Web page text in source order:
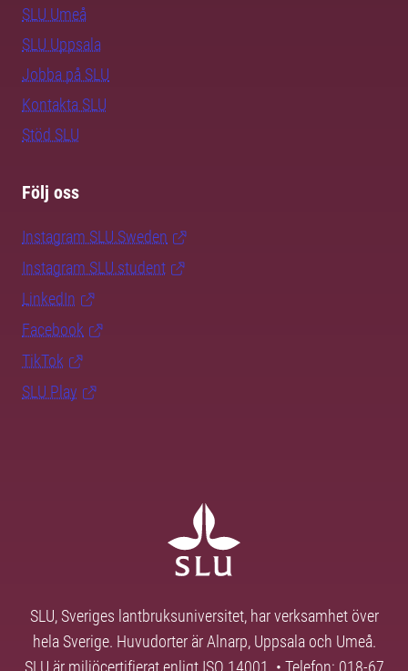
SLU Umeå
SLU Uppsala
Jobba på SLU
Kontakta SLU
Stöd SLU
Följ oss
Instagram SLU.Sweden
Instagram SLU.student
LinkedIn
Facebook
TikTok
SLU Play
SLU, Sveriges lantbruksuniversitet, har verksamhet över
hela Sverige. Huvudorter är Alnarp, Uppsala och Umeå.
SLU är miljöcertifierat enligt ISO 14001. • Telefon: 018-67